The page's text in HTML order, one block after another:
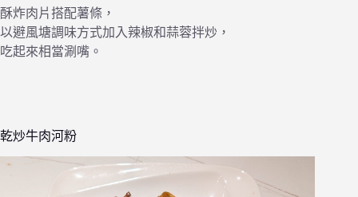
酥炸肉片搭配薯條，
以避風塘調味方式加入辣椒和蒜蓉拌炒，
吃起來相當涮嘴。
乾炒牛肉河粉